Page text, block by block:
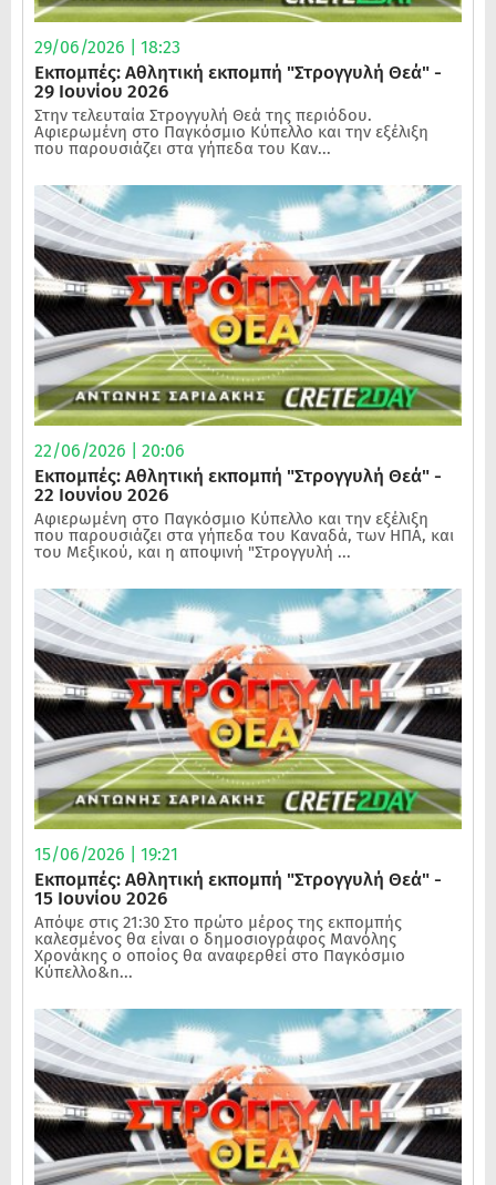
29/06/2026 | 18:23
Εκπομπές: Αθλητική εκπομπή "Στρογγυλή Θεά" -
29 Ιουνίου 2026
Στην τελευταία Στρογγυλή Θεά της περιόδου.
Αφιερωμένη στο Παγκόσμιο Κύπελλο και την εξέλιξη
που παρουσιάζει στα γήπεδα του Καν...
22/06/2026 | 20:06
Εκπομπές: Αθλητική εκπομπή "Στρογγυλή Θεά" -
22 Ιουνίου 2026
Αφιερωμένη στο Παγκόσμιο Κύπελλο και την εξέλιξη
που παρουσιάζει στα γήπεδα του Καναδά, των ΗΠΑ, και
του Μεξικού, και η αποψινή "Στρογγυλή ...
15/06/2026 | 19:21
Εκπομπές: Αθλητική εκπομπή "Στρογγυλή Θεά" -
15 Ιουνίου 2026
Απόψε στις 21:30 Στο πρώτο μέρος της εκπομπής
καλεσμένος θα είναι ο δημοσιογράφος Μανόλης
Χρονάκης ο οποίος θα αναφερθεί στο Παγκόσμιο
Κύπελλο&n...